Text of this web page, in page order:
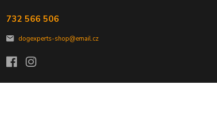
732 566 506
dogexperts-shop@email.cz